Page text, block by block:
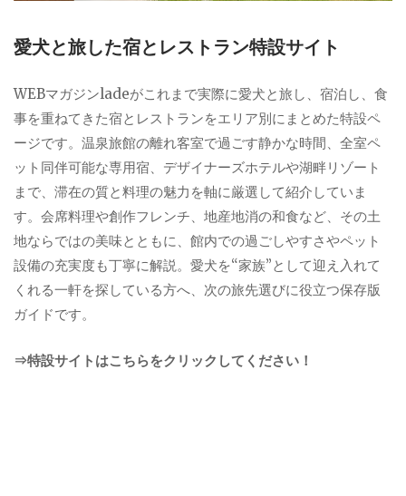
愛犬と旅した宿とレストラン特設サイト
WEBマガジンladeがこれまで実際に愛犬と旅し、宿泊し、食
事を重ねてきた宿とレストランをエリア別にまとめた特設ペ
ージです。温泉旅館の離れ客室で過ごす静かな時間、全室ペ
ット同伴可能な専用宿、デザイナーズホテルや湖畔リゾート
まで、滞在の質と料理の魅力を軸に厳選して紹介していま
す。会席料理や創作フレンチ、地産地消の和食など、その土
地ならではの美味とともに、館内での過ごしやすさやペット
設備の充実度も丁寧に解説。愛犬を“家族”として迎え入れて
くれる一軒を探している方へ、次の旅先選びに役立つ保存版
ガイドです。
⇒特設サイトはこちらをクリックしてください！